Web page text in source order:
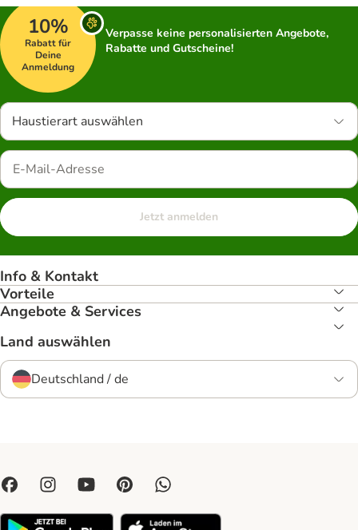
10%
Rabatt für
Deine
Anmeldung
Verpasse keine personalisierten Angebote,
Rabatte und Gutscheine!
Haustierart auswählen
Jetzt anmelden
Info & Kontakt
Vorteile
Angebote & Services
Land auswählen
Deutschland / de